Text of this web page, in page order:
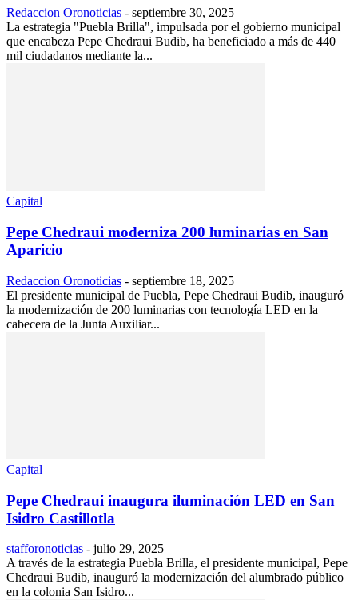
Redaccion Oronoticias - septiembre 30, 2025
La estrategia "Puebla Brilla", impulsada por el gobierno municipal
que encabeza Pepe Chedraui Budib, ha beneficiado a más de 440
mil ciudadanos mediante la...
Capital
Pepe Chedraui moderniza 200 luminarias en San
Aparicio
Redaccion Oronoticias - septiembre 18, 2025
El presidente municipal de Puebla, Pepe Chedraui Budib, inauguró
la modernización de 200 luminarias con tecnología LED en la
cabecera de la Junta Auxiliar...
Capital
Pepe Chedraui inaugura iluminación LED en San
Isidro Castillotla
stafforonoticias - julio 29, 2025
A través de la estrategia Puebla Brilla, el presidente municipal, Pepe
Chedraui Budib, inauguró la modernización del alumbrado público
en la colonia San Isidro...